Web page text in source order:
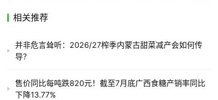
产
销
相关推荐
并非危言耸听：2026/27榨季内蒙古甜菜减产会如何传
导？
售价同比每吨跌820元！截至7月底广西食糖产销率同比
下降13.77%